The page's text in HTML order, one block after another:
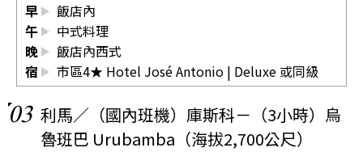
早
飯店內
午
中式料理
晚
飯店內西式
宿
市區4★ Hotel José Antonio | Deluxe 或同級
03 利馬／（國內班機）庫斯科－（3小時）烏
魯班巴 Urubamba（海拔2,700公尺）